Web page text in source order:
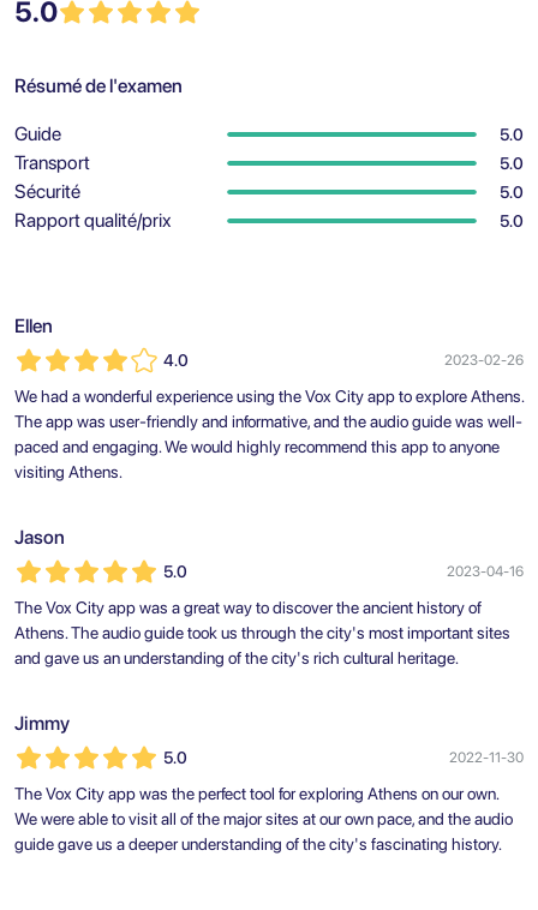
5.0
Résumé de l'examen
Guide 5.0
Transport 5.0
Sécurité 5.0
Rapport qualité/prix 5.0
Ellen
4.0 2023-02-26
We had a wonderful experience using the Vox City app to explore Athens.
The app was user-friendly and informative, and the audio guide was well-
paced and engaging. We would highly recommend this app to anyone
visiting Athens.
Jason
5.0 2023-04-16
The Vox City app was a great way to discover the ancient history of
Athens. The audio guide took us through the city's most important sites
and gave us an understanding of the city's rich cultural heritage.
Jimmy
5.0 2022-11-30
The Vox City app was the perfect tool for exploring Athens on our own.
We were able to visit all of the major sites at our own pace, and the audio
guide gave us a deeper understanding of the city's fascinating history.